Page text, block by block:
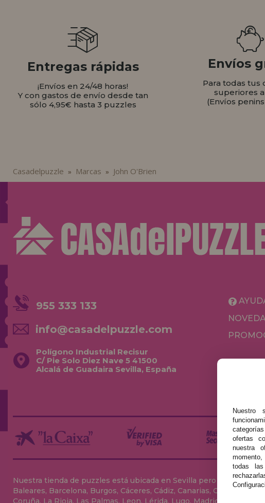
Entregas rápidas
¡Envíos en 24/48 horas!
Y con gastos de envío desde tan
sólo 4,95€ hasta 3 puzzles
Envíos
Para todas tus
superiores
(Envíos
Casadelpuzzle » Marcas » John O'Brien
955 333 133
info@casadelpuzzle.com
Polígono Industrial Recisur
C/ Pie Solo Diez Nave 5 41500
Alcalá de Guadaira Sevilla, España
Nuestra tienda de puzzles está ubicada en Sevilla pero enviamos
Baleares, Barcelona, Burgos, Cáceres, Cádiz, Canarias, Cantabria,
Coruña, La Rioja, Las Palmas, Leon, Lérida, Lugo, Madrid, Málaga,
Nuestro
ofertas
nuestra
todas